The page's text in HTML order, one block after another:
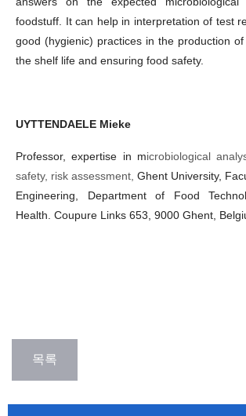
foodstuff. It can help in interpretation of test
good (hygienic) practices in the production
the shelf life and ensuring food safety.
UYTTENDAELE Mieke
Professor, expertise in microbiological
safety, risk assessment, Ghent University,
Engineering, Department of Food
Health. Coupure Links 653, 9000 Ghent,